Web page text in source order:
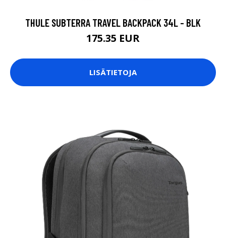
THULE SUBTERRA TRAVEL BACKPACK 34L - BLK
175.35 EUR
LISÄTIETOJA